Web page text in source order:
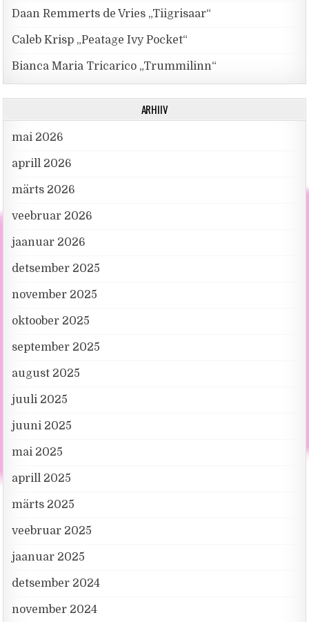
Daan Remmerts de Vries „Tiigrisaar“
Caleb Krisp „Peatage Ivy Pocket“
Bianca Maria Tricarico „Trummilinn“
ARHIIV
mai 2026
aprill 2026
märts 2026
veebruar 2026
jaanuar 2026
detsember 2025
november 2025
oktoober 2025
september 2025
august 2025
juuli 2025
juuni 2025
mai 2025
aprill 2025
märts 2025
veebruar 2025
jaanuar 2025
detsember 2024
november 2024